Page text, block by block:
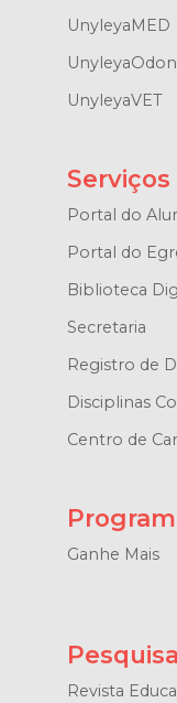
UnyleyaMED
UnyleyaVET
Serviços
Portal do
Portal do
Biblioteca
Secretaria
Registro de
Disciplinas
Centro de
Ganhe Mais
Revista